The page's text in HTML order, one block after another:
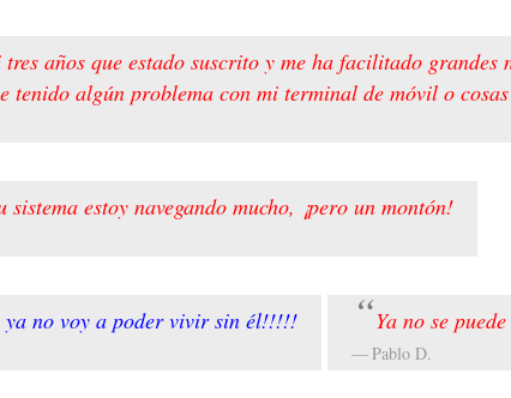
años que estado suscrito y me ha facilitado grandes
tenido algún problema con mi terminal de móvil o
sistema estoy navegando mucho, ¡pero un montón!
ya no voy a poder vivir sin él!!!!! Ya no se
Pablo D.